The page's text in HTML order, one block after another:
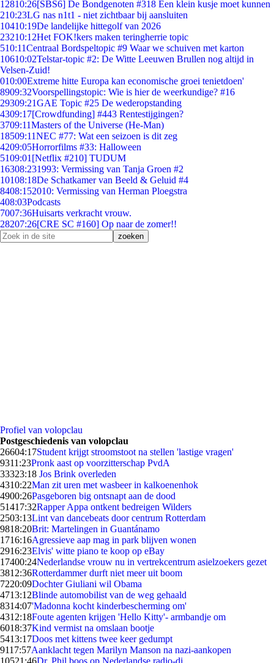
12810:26[SBS6] De Bondgenoten #318 Een klein kusje moet kunnen
210:23LG nas n1t1 - niet zichtbaar bij aansluiten
10410:19De landelijke hittegolf van 2026
23210:12Het FOK!kers maken teringherrie topic
510:11Centraal Bordspeltopic #9 Waar we schuiven met karton
10610:02Telstar-topic #2: De Witte Leeuwen Brullen nog altijd in
Velsen-Zuid!
010:00Extreme hitte Europa kan economische groei tenietdoen'
8909:32Voorspellingstopic: Wie is hier de weerkundige? #16
29309:21GAE Topic #25 De wederopstanding
4309:17[Crowdfunding] #443 Rentestijgingen?
3709:11Masters of the Universe (He-Man)
18509:11NEC #77: Wat een seizoen is dit zeg
4209:05Horrorfilms #33: Halloween
5109:01 [Netflix #210] TUDUM
16308:231993: Vermissing van Tanja Groen #2
10108:18De Schatkamer van Beeld & Geluid #4
8408:152010: Vermissing van Herman Ploegstra
408:03Podcasts
7007:36Huisarts verkracht vrouw.
28207:26[CRE SC #160] Op naar de zomer!!
Profiel van volopclau
Postgeschiedenis van volopclau
26604:17Student krijgt stroomstoot na stellen 'lastige vragen'
9311:23Pronk aast op voorzitterschap PvdA
33323:18 Jos Brink overleden
4310:22Man zit uren met wasbeer in kalkoenenhok
4900:26Pasgeboren big ontsnapt aan de dood
51417:32Rapper Appa ontkent bedreigen Wilders
2503:13Lint van dancebeats door centrum Rotterdam
9818:20Brit: Martelingen in Guantánamo
1716:16Agressieve aap mag in park blijven wonen
2916:23Elvis' witte piano te koop op eBay
17400:24Nederlandse vrouw nu in vertrekcentrum asielzoekers gezet
3812:36Rotterdammer durft niet meer uit boom
7220:09Dochter Giuliani wil Obama
4713:12Blinde automobilist van de weg gehaald
8314:07'Madonna kocht kinderbescherming om'
4312:18Foute agenten krijgen 'Hello Kitty'- armbandje om
6018:37Kind vermist na omslaan bootje
5413:17Doos met kittens twee keer gedumpt
9117:57Aanklacht tegen Marilyn Manson na nazi-aankopen
10521:46Dr. Phil boos op Nederlandse radio-dj